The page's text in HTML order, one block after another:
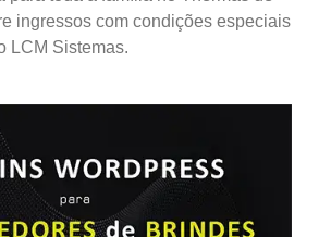
ingressos com condições especiais
LCM Sistemas.